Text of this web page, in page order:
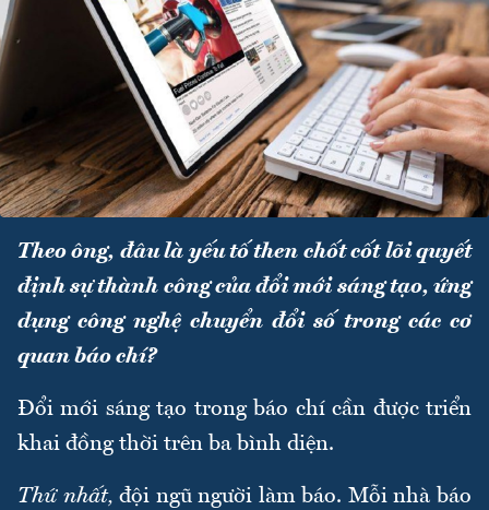
Theo ông, đâu là yếu tố then chốt cốt lõi quyết
định sự thành công của đổi mới sáng tạo, ứng
dụng công nghệ chuyển đổi số trong các cơ
quan báo chí?
Đổi mới sáng tạo trong báo chí cần được triển
khai đồng thời trên ba bình diện.
Thứ nhất, đội ngũ người làm báo. Mỗi nhà báo